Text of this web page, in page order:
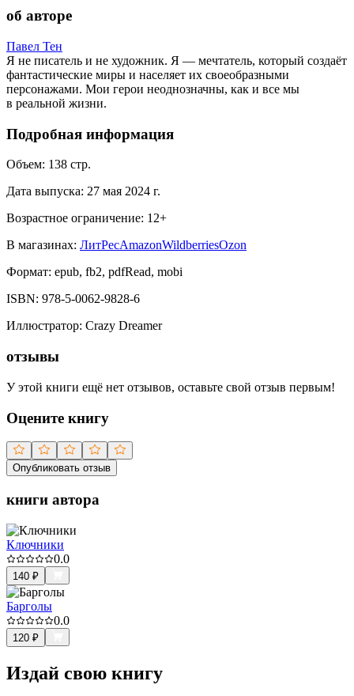
об авторе
Павел Тен
Я не писатель и не художник. Я — мечтатель, который создаёт
фантастические миры и населяет их своеобразными
персонажами. Мои герои неоднозначны, как и все мы
в реальной жизни.
Подробная информация
Объем: 138 стр.
Дата выпуска: 27 мая 2024 г.
Возрастное ограничение: 12+
В магазинах: ЛитРесAmazonWildberriesOzon
Формат: epub, fb2, pdfRead, mobi
ISBN: 978-5-0062-9828-6
Иллюстратор: Crazy Dreamer
отзывы
У этой книги ещё нет отзывов, оставьте свой отзыв первым!
Оцените книгу
Опубликовать отзыв
книги автора
Ключники
0.0
140 ₽
Барголы
0.0
120 ₽
Издай свою книгу